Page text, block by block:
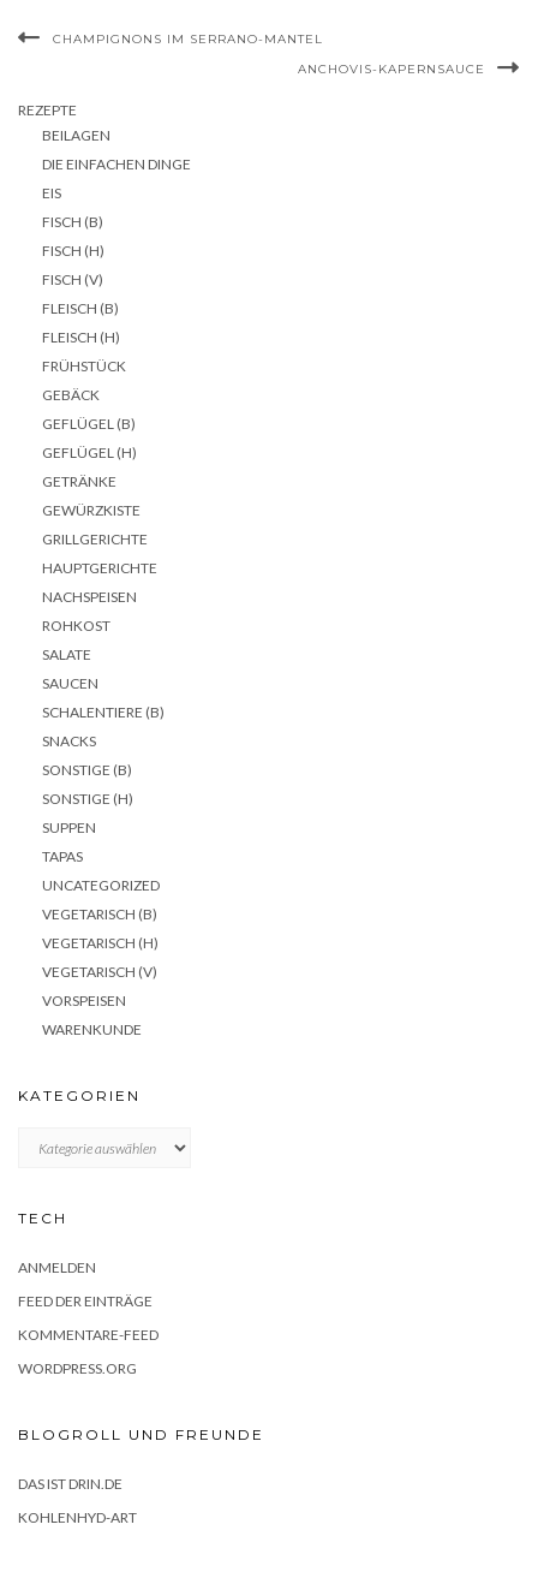
CHAMPIGNONS IM SERRANO-MANTEL
ANCHOVIS-KAPERNSAUCE
REZEPTE
BEILAGEN
DIE EINFACHEN DINGE
EIS
FISCH (B)
FISCH (H)
FISCH (V)
FLEISCH (B)
FLEISCH (H)
FRÜHSTÜCK
GEBÄCK
GEFLÜGEL (B)
GEFLÜGEL (H)
GETRÄNKE
GEWÜRZKISTE
GRILLGERICHTE
HAUPTGERICHTE
NACHSPEISEN
ROHKOST
SALATE
SAUCEN
SCHALENTIERE (B)
SNACKS
SONSTIGE (B)
SONSTIGE (H)
SUPPEN
TAPAS
UNCATEGORIZED
VEGETARISCH (B)
VEGETARISCH (H)
VEGETARISCH (V)
VORSPEISEN
WARENKUNDE
KATEGORIEN
TECH
ANMELDEN
FEED DER EINTRÄGE
KOMMENTARE-FEED
WORDPRESS.ORG
BLOGROLL UND FREUNDE
DAS IST DRIN.DE
KOHLENHYD-ART